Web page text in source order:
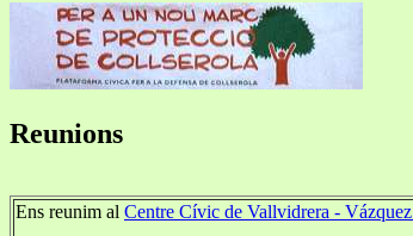
Reunions
Ens reunim al Centre Cívic de Vallvidrera -